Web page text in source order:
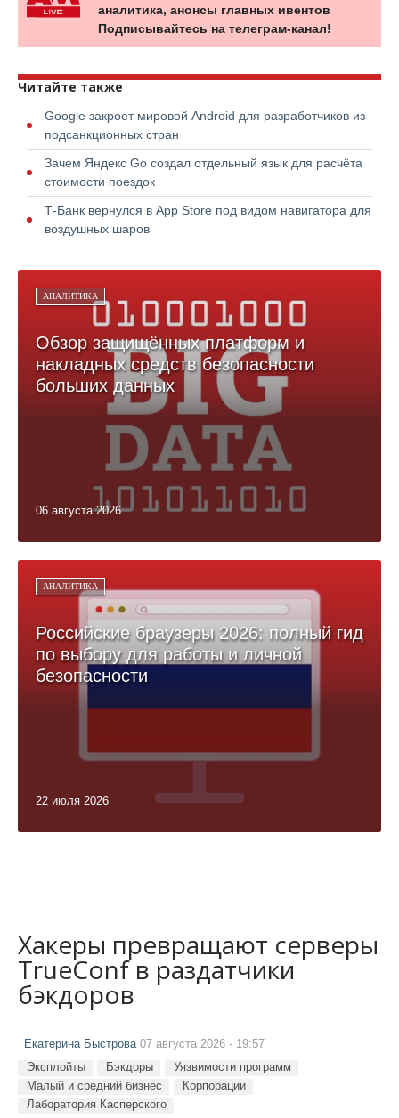
аналитика, анонсы главных ивентов
Подписывайтесь на телеграм-канал!
Читайте также
Google закроет мировой Android для разработчиков из
подсанкционных стран
Зачем Яндекс Go создал отдельный язык для расчёта
стоимости поездок
Т-Банк вернулся в App Store под видом навигатора для
воздушных шаров
АНАЛИТИКА
Обзор защищённых платформ и
накладных средств безопасности
больших данных
06 августа 2026
АНАЛИТИКА
Российские браузеры 2026: полный гид
по выбору для работы и личной
безопасности
22 июля 2026
Хакеры превращают серверы
TrueConf в раздатчики
бэкдоров
Екатерина Быстрова07 августа 2026 - 19:57
Эксплойты Бэкдоры
Уязвимости программ
Малый и средний бизнес
Корпорации
Лаборатория Касперского